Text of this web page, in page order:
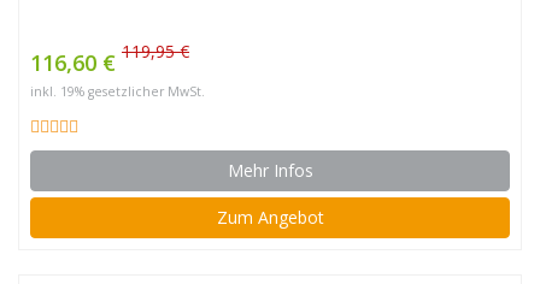
116,60 € 119,95 €
inkl. 19% gesetzlicher MwSt.
Mehr Infos
Zum Angebot